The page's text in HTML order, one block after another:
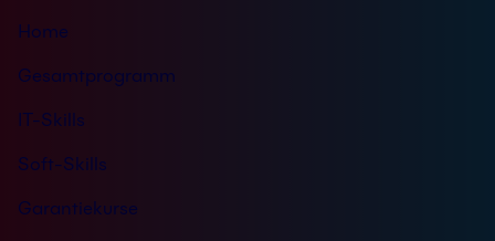
*
Home
Gesamtprogramm
IT-Skills
Soft-Skills
Garantiekurse